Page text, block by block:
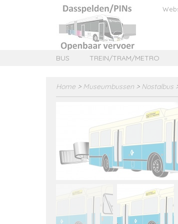
BUS TREIN/TRAM/METRO
Home > Museumbussen > Nostalbus